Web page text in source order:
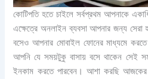
কোটিপতি হতে চাইলে সর্বপ্রথম আপনাকে
এক্ষেত্রে অনলাইন ব্যবসা আপনার জন্য সেরা
বসেও আপনার মোবাইল ফোনের মাধ্যমে
আপনি যে সময়টুকু বাসায় বসে থাকেন সেই
ইনকাম করতে পারবেন। আশা করছি